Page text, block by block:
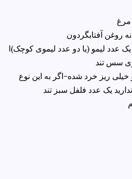
مرغ
روغن آفتابگردون
عدد لیمو (یا دو عدد لیموی کوچک)ا
سس تند
خیلی ریز خرد شده-اگر به این نوع